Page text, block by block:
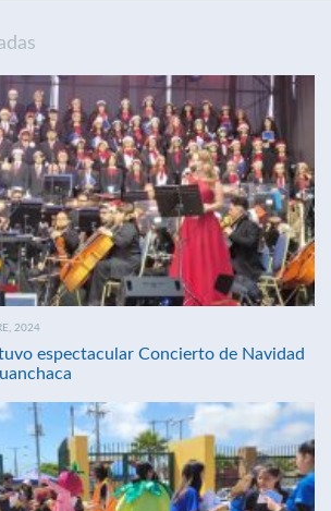
2024
espectacular Concierto de Navidad